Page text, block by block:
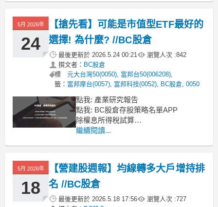
會來買進的時機，在多頭行情上漲時，
因為正2ETF會帶有複利加乘，實際上這
幾年
5月 2026年
24
【搶先看】可能是市值型ETF最好的
選擇! 為什麼? //BC股倉
最後更新於 2026.5.24 00:21 瀏覽人次 :842
撰文者： BC股倉
標
籤：
元大台灣50(0050), 富邦台50(006208),
富邦摩台(0057), 富邦科技(0052), BC股倉, 0050
點我: 產業研究報告
點我: BC股倉存股策略名單APP
除權息所得稅試算
你以為經典的市值型ETF，就只有0050
ETF，10年來的績效還贏過0050
140%，在台股已經上市18年了，因為宣
傳少比較冷門，但其實對還在累積
繼續閱讀...
5月 2026年
18
【營建股週報】均線轉多大戶增持排
名 //BC股倉
最後更新於 2026.5.18 17:56 瀏覽人次 :727